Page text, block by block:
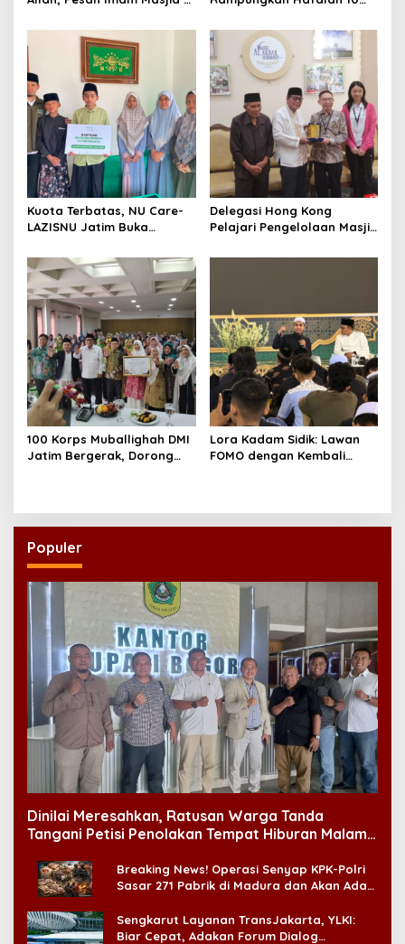
Tahfidz
Kuota Terbatas, NU Care-
LAZISNU Jatim Buka
Delegasi Hong Kong
Pelajari Pengelolaan Masjid
100 Korps Muballighah DMI
Jatim Bergerak, Dorong
Lora Kadam Sidik: Lawan
FOMO dengan Kembali
Populer
Dinilai Meresahkan, Ratusan Warga Tanda
Tangani Petisi Penolakan Tempat Hiburan Malam
Breaking News! Operasi Senyap KPK-Polri
Sasar 271 Pabrik di Madura dan Akan Ada
Sengkarut Layanan TransJakarta, YLKI:
Biar Cepat, Adakan Forum Dialog